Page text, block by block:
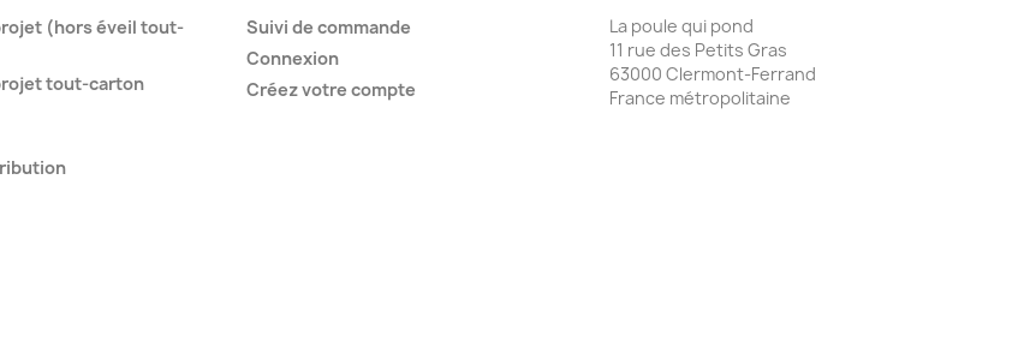
(hors éveil tout-
tout-carton
Suivi de commande
Connexion
Créez votre compte
La poule qui pond
11 rue des Petits Gras
63000 Clermont-Ferrand
France métropolitaine